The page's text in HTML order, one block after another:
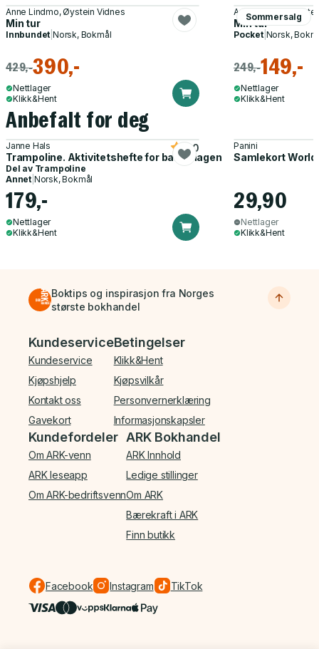
Anne Lindmo, Øystein Vidnes
Min tur
Innbundet |Norsk, Bokmål
429,-390,-
Nettlager
Klikk&Hent
Sommersalg
Anne Lindmo,
Min tur
Pocket| Norsk,
249,-149,-
Nettlager
Klikk&Hent
Anbefalt for deg
Janne Hals
Trampoline. Aktivitetshefte for barnehagen
5.0
Del av Trampoline
Annet Norsk, Bokmål
179,-
Nettlager
Klikk&Hent
Panini
Samlekort
29,90
Nettlager
Klikk&Hent
Boktips og inspirasjon fra Norges
største bokhandel
Bunnmeny
Kundeservice
Kundeservice
Kjøpshjelp
Kontakt oss
Gavekort
Betingelser
Klikk&Hent
Kjøpsvilkår
Personvernerklæring
Informasjonskapsler
Kundefordeler
Om ARK-venn
ARK leseapp
Om ARK-bedriftsvenn
ARK Bokhandel
ARK Innhold
Ledige stillinger
Om ARK
Bærekraft i ARK
Finn butikk
Facebook Instagram TikTok